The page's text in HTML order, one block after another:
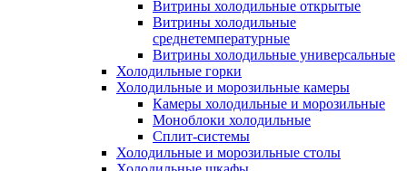
Витрины холодильные открытые
Витрины холодильные
среднетемпературные
Витрины холодильные универсальные
Холодильные горки
Холодильные и морозильные камеры
Камеры холодильные и морозильные
Моноблоки холодильные
Сплит-системы
Холодильные и морозильные столы